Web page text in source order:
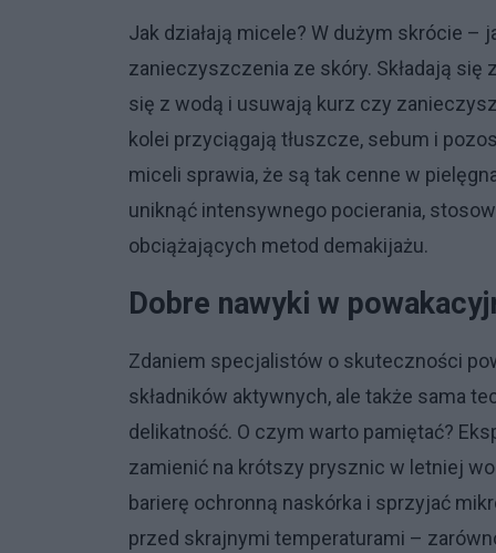
Jak działają micele? W dużym skrócie
zanieczyszczenia ze skóry. Składają
się z wodą i usuwają kurz czy
kolei przyciągają tłuszcze, sebum i
miceli sprawia, że są tak cenne w
uniknąć intensywnego pocierania,
obciążających metod demakijażu.
Dobre nawyki w
Zdaniem specjalistów o skuteczności
składników aktywnych, ale także sama
delikatność. O czym warto pamiętać?
zamienić na krótszy prysznic w letniej
barierę ochronną naskórka i sprzyjać
przed skrajnymi temperaturami –